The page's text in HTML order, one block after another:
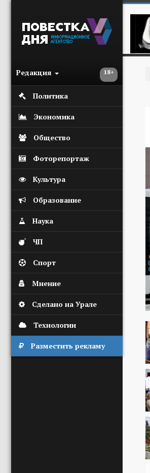
18+
Редакция
Политика
Экономика
Общество
Фоторепортаж
Культура
Образование
Наука
ЧП
Спорт
Мнение
Сделано на Урале
Технологии
Разместить рекламу